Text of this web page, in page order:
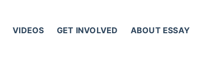
VIDEOS GET INVOLVED ABOUT ESSAY